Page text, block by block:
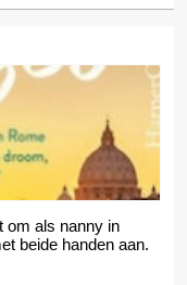
om als nanny in
beide handen aan.